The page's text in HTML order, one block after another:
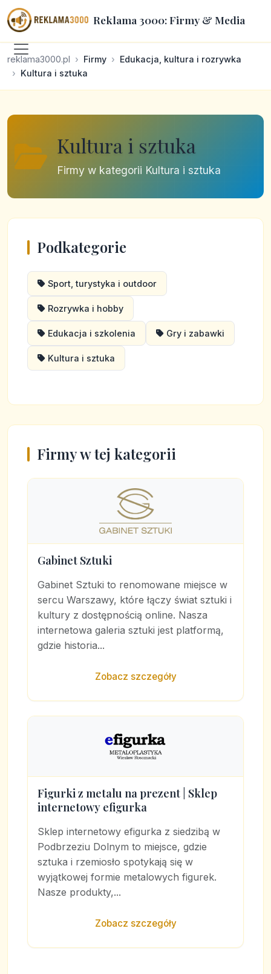
Reklama 3000: Firmy & Media
reklama3000.pl Firmy
Edukacja, kultura i rozrywka
Kultura i sztuka
Kultura i sztuka
Firmy w kategorii Kultura i sztuka
Podkategorie
Sport, turystyka i outdoor
Rozrywka i hobby
Edukacja i szkolenia Gry i zabawki
Kultura i sztuka
Firmy w tej kategorii
Gabinet Sztuki
Gabinet Sztuki to renomowane miejsce w
sercu Warszawy, które łączy świat sztuki i
kultury z dostępnością online. Nasza
internetowa galeria sztuki jest platformą,
gdzie historia...
Zobacz szczegóły
Figurki z metalu na prezent | Sklep
internetowy efigurka
Sklep internetowy efigurka z siedzibą w
Podbrzeziu Dolnym to miejsce, gdzie
sztuka i rzemiosło spotykają się w
wyjątkowej formie metalowych figurek.
Nasze produkty,...
Zobacz szczegóły